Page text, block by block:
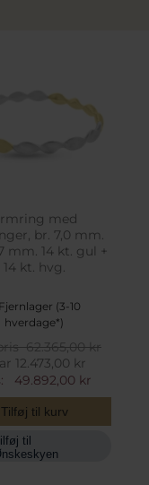
med
br. 7,0 mm.
mm. 14 kt. gul +
14 kt. hvg.
Fjernlager (3-10
hverdage*)
62.365,00 kr
12.473,00 kr
49.892,00 kr
Tilføj til kurv
til